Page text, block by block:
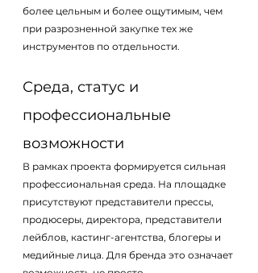
более цельным и более ощутимым, чем
при разрозненной закупке тех же
инструментов по отдельности.
Среда, статус и
профессиональные
возможности
В рамках проекта формируется сильная
профессиональная среда. На площадке
присутствуют представители прессы,
продюсеры, директора, представители
лейблов, кастинг-агентства, блогеры и
медийные лица. Для бренда это означает